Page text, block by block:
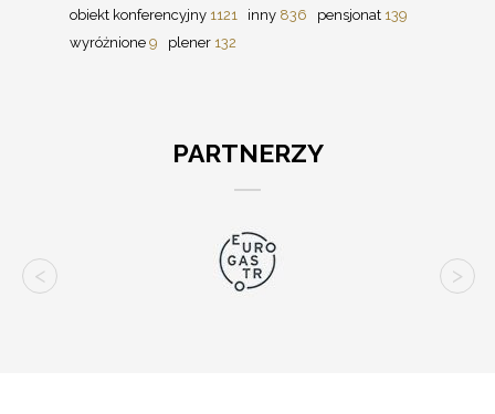
obiekt konferencyjny 1121 inny 836 pensjonat 139
wyróżnione 9 plener 132
PARTNERZY